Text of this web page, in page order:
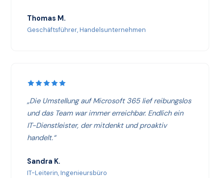
Thomas M.
Geschäftsführer, Handelsunternehmen
„Die Umstellung auf Microsoft 365 lief reibungslos
und das Team war immer erreichbar. Endlich ein
IT-Dienstleister, der mitdenkt und proaktiv
handelt.“
Sandra K.
IT-Leiterin, Ingenieursbüro